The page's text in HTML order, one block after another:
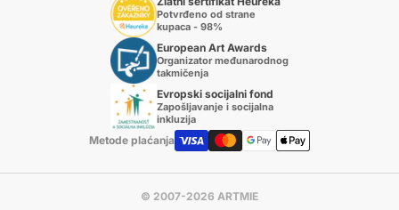
Potvrđeno od strane
kupaca - 98%
European Art Awards
Organizator međunarodnog
takmičenja
Evropski socijalni fond
Zapošljavanje i socijalna
inkluzija
Metode plaćanja
© 2007-2026 ARTMIE